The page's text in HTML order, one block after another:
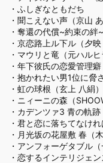
・ ふしぎなともだち
・ 聞こえない声（京山 あ
・ 奪還の代償~約束の絆
・ 京恋路上ル下ル（夕映
・ マウリと竜（元ハルヒ
・ 年下彼氏の恋愛管理癖
・ 抱かれたい男1位に脅
・ 虹の球根（玄上 八絹）
・ ニィーニの森（
・ カデンツァ3 青の軌跡
・ 君と恋に落ちてなけれ
・ 月光坂の花屋敷 春（
・ アンフォーゲタブル（
・ 恋するインテリジェン